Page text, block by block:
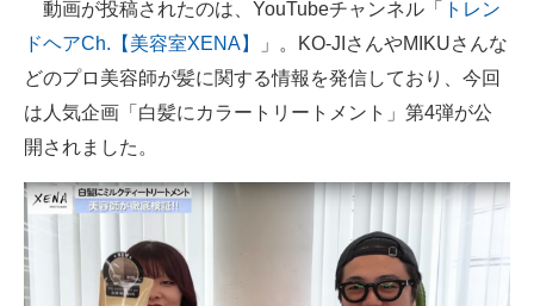
動画が投稿されたのは、YouTubeチャンネル「
トレン
ドヘアCh.【美容室XENA】
」。KO-JIさんやMIKUさんな
どのプロ美容師が髪に関する情報を発信しており、今回
は人気企画「白髪にカラートリートメント」第4弾が公
開されました。